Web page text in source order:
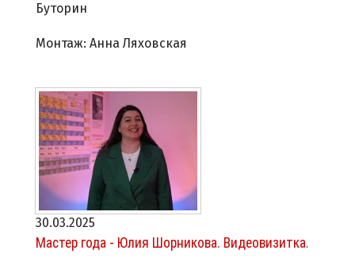
Буторин
Монтаж: Анна Ляховская
30.03.2025
Мастер года - Юлия Шорникова. Видеовизитка.